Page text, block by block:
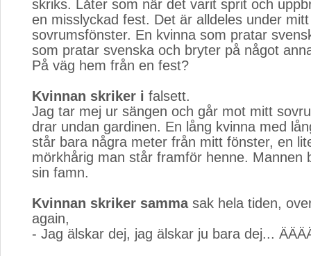
skriks. Låter som när det varit sprit och
en misslyckad fest. Det är alldeles under mitt
sovrumsfönster. En kvinna som pratar
som pratar svenska och bryter på något
På väg hem från en fest?
Kvinnan skriker i falsett.
Jag tar mej ur sängen och går mot mitt
drar undan gardinen. En lång kvinna med
står bara några meter från mitt fönster, en
mörkhårig man står framför henne. Mannen
sin famn.
Kvinnan skriker sammasak hela tiden,
again,
- Jag älskar dej, jag älskar ju bara dej...